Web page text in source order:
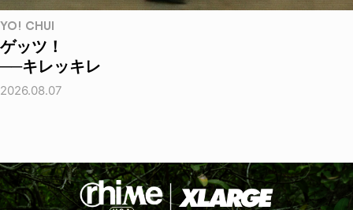
YO! CHUI
ゲッツ！
──キレッキレ
2026.08.07